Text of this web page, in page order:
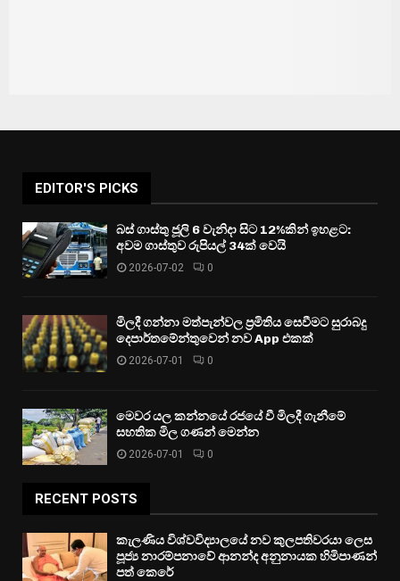
EDITOR'S PICKS
බස් ගාස්තු ජූලි 6 වැනිදා සිට 12%කින් ඉහළට:
අවම ගාස්තුව රුපියල් 34ක් වෙයි
2026-07-02 0
මිලදී ගන්නා මත්පැන්වල ප්‍රමිතිය සෙවීමට සුරාබදු
දෙපාර්තමේන්තුවෙන් නව App එකක්
2026-07-01 0
මෙවර යල කන්නයේ රජයේ වී මිලදී ගැනීමේ
සහතික මිල ගණන් මෙන්න
2026-07-01 0
RECENT POSTS
කැලණිය විශ්වවිද්‍යාලයේ නව කුලපතිවරයා ලෙස
පූජ්‍ය නාරම්පනාවේ ආනන්ද අනුනායක හිමිපාණන්
පත් කෙරේ